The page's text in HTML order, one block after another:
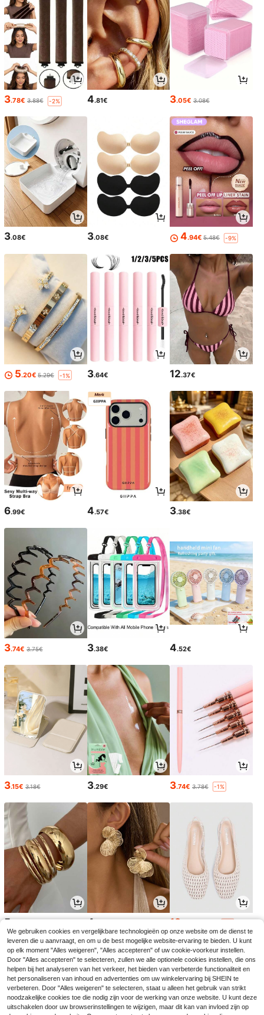
3.78€ 3.88€ -2% 4.81€ 3.05€ 3.08€
3.08€ 3.08€ 4.94€ 5.48€ -9%
5.20€ 5.29€ -1% 3.64€ 12.37€
6.99€ 4.57€ 3.38€
3.74€ 3.75€ 3.38€ 4.52€
3.15€ 3.18€ 3.29€ 3.74€ 3.78€ -1%
5 4 18
We gebruiken cookies en vergelijkbare technologieën op onze website om de dienst te
leveren die u aanvraagt, en om u de best mogelijke website-ervaring te bieden. U kunt
op elk moment "Alles weigeren", "Alles accepteren" of uw cookie-voorkeur instellen.
Door "Alles accepteren" te selecteren, zullen we alle optionele cookies instellen, die ons
helpen bij het analyseren van het verkeer, het bieden van verbeterde functionaliteit en
het personaliseren van inhoud en advertenties om uw winkelervaring bij SHEIN te
verbeteren. Door "Alles weigeren" te selecteren, staat u alleen het gebruik van strikt
noodzakelijke cookies toe die nodig zijn voor de werking van onze website. U kunt deze
uitschakelen door uw browserinstellingen te wijzigen, maar dit kan van invloed zijn op